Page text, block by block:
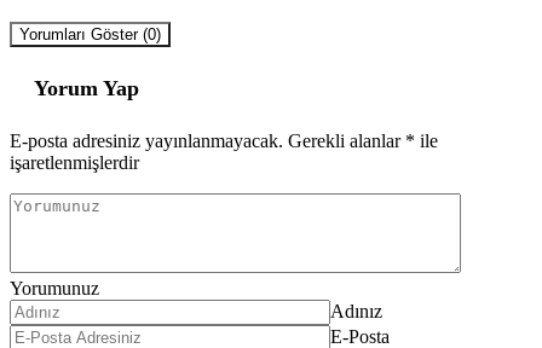
Yorumları Göster (0)
Yorum Yap
E-posta adresiniz yayınlanmayacak. Gerekli alanlar * ile
işaretlenmişlerdir
Yorumunuz
Adınız
E-Posta